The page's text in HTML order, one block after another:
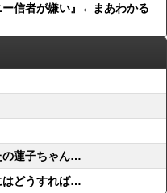
ー信者が嫌い』←まあわかる
の蓮子ちゃん…
はどうすれば…